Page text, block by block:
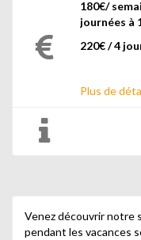
180€/
journées à
220€ / 4
Plus de
Venez découvrir notre
pendant les vacances